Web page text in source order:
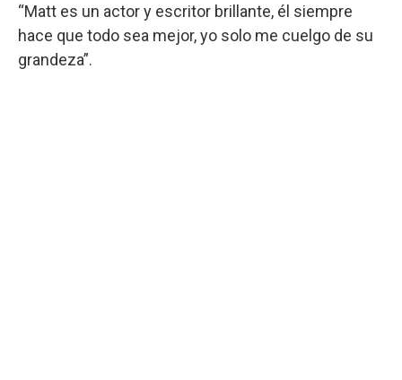
“Matt es un actor y escritor brillante, él siempre
hace que todo sea mejor, yo solo me cuelgo de su
grandeza”.